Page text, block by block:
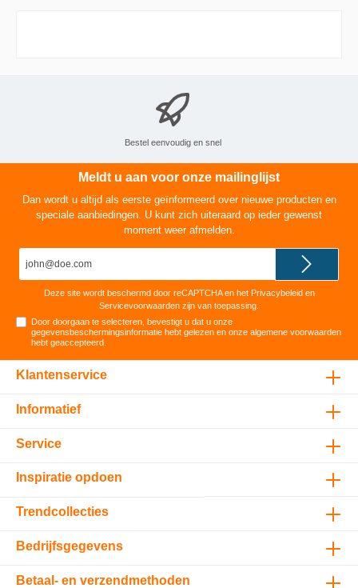
Bestel eenvoudig en snel
Meldt u aan voor onze mailinglijst
Dan wordt u altijd als eerste geïnformeerd over nieuwe producten en
speciale aanbiedingen. U kunt zich uiteraard op ieder gewenst
moment weer afmelden.
Deze site wordt beschermd door reCAPTCHA en het Privacybeleiden
Servicevoorwaarden zijn van toepassing.
Door doorgaan te selecteren, bevestigt u dat u onze
gegevensbeschermingsinformatie hebt gelezen en onzealgemene voorwaarden
hebt geaccepteerd
Klantenservice
Informatief
Service
Inspiratie opdoen
Trendcollecties
Bedrijfsgegevens
Betaal- en verzendmethoden